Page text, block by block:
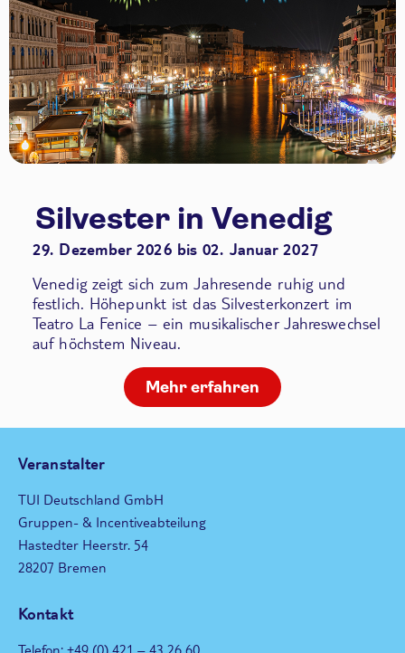
Silvester in Venedig
29. Dezember 2026 bis 02. Januar 2027
Venedig zeigt sich zum Jahresende ruhig und
festlich. Höhepunkt ist das Silvesterkonzert im
Teatro La Fenice – ein musikalischer Jahreswechsel
auf höchstem Niveau.
Mehr erfahren
Veranstalter
TUI Deutschland GmbH
Gruppen- & Incentiveabteilung
Hastedter Heerstr. 54
28207 Bremen
Kontakt
Telefon: +49 (0) 421 – 43 26 60